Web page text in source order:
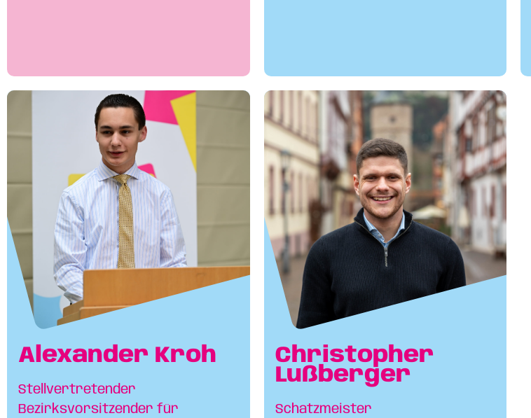
Alexander Kroh
Stellvertretender
Bezirksvorsitzender für
Christopher
Lußberger
Schatzmeister